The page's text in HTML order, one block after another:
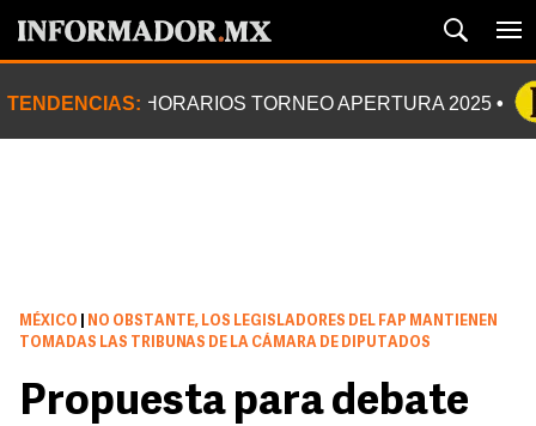
TENDENCIAS: HORARIOS TORNEO APERTURA 2025
MÉXICO
NO OBSTANTE, LOS LEGISLADORES DEL FAP MANTIENEN
TOMADAS LAS TRIBUNAS DE LA CÁMARA DE DIPUTADOS
Propuesta para debate